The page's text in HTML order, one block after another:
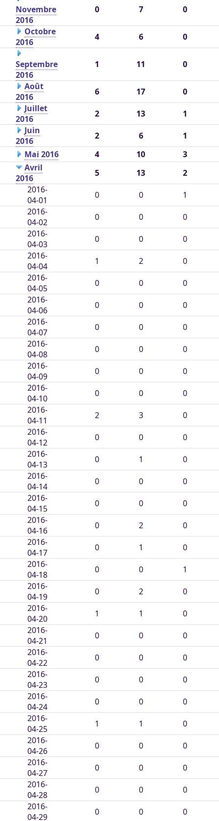
Novembre
2016
0 7 0
Octobre
2016
4 6 0
Septembre
2016
1 11 0
Août
2016
6 17
0
Juillet
2016
2 13
1
Juin
2016
2 6
1
Mai 2016
4 10
3
Avril
2016
5 13
2
2016-
04-01
0 0
1
2016-
04-02
0 0
0
2016-
04-03
0 0
0
2016-
04-04
1 2
0
2016-
04-05
0 0
0
2016-
04-06
0 0
0
2016-
04-07
0 0
0
2016-
04-08
0 0
0
2016-
04-09
0 0
0
2016-
04-10
0 0
0
2016-
04-11
2 3
0
2016-
04-12
0 0
0
2016-
04-13
0 1
0
2016-
04-14
0 0
0
2016-
04-15
0 0
0
2016-
04-16
0 2
0
2016-
04-17
0 1
0
2016-
04-18
0 0
1
2016-
04-19
0 2
0
2016-
04-20
1 1
0
2016-
04-21
0 0
0
2016-
04-22
0 0
0
2016-
04-23
0 0
0
2016-
04-24
0 0
0
2016-
04-25
1 1
0
2016-
04-26
0 0
0
2016-
04-27
0 0
0
2016-
04-28
0 0
0
2016-
04-29
0 0
0